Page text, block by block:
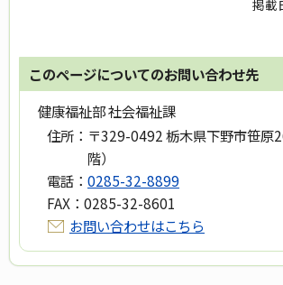
掲載
このページについてのお問い合わせ先
健康福祉部 社会福祉課
住所： 〒329-0492 栃木県下野市笹原
階）
電話： 0285-32-8899
FAX： 0285-32-8601
お問い合わせはこちら